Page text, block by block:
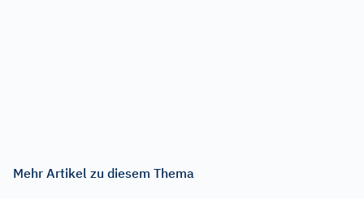
Mehr Artikel zu diesem Thema